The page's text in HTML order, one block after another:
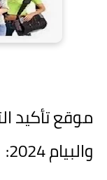
موقع تأكيد
والبيام 2024: